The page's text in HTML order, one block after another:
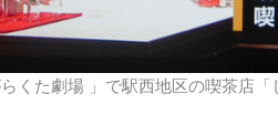
くた劇場 」で駅西地区の喫茶店